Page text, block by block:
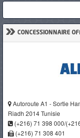
» CONCESSIONNAIRE
Autoroute A1 - Sortie
Riadh 2014 Tunisie
(+216) 71 398 000/
(+216) 71 308 401